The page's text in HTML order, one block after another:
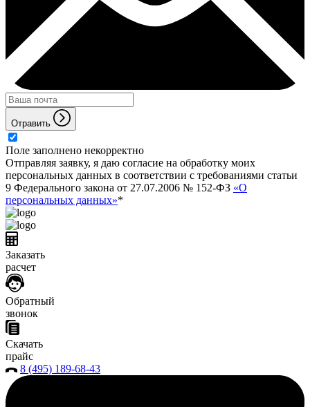
Отравить
Поле заполнено некорректно
Отправляя заявку, я даю согласие на обработку моих
персональных данных в соответствии с требованиями статьи
9 Федерального закона от 27.07.2006 № 152-ФЗ «О
персональных данных»*
Заказать
расчет
Обратный
звонок
Скачать
прайс
8 (495) 189-68-43